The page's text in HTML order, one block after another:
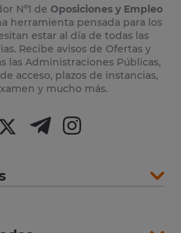
Nº1 de Oposiciones y Empleo
herramienta pensada para los
estar al día de todas las
Recibe avisos de Ofertas y
las Administraciones Públicas,
acceso, plazos de instancias,
y mucho más.